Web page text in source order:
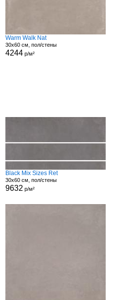
Warm Walk Nat
30x60 см, пол/стены
4244р/м²
Black Mix Sizes Ret
30x60 см, пол/стены
9632 р/м²